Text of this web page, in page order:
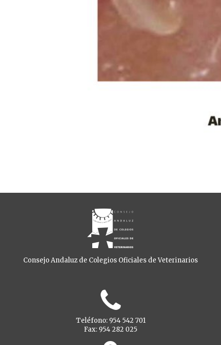
Consejo Andaluz de Colegios Oficiales de Veterinarios
Teléfono: 954 542 701
Fax: 954 282 025